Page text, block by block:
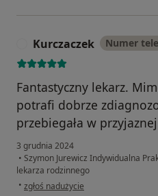
Kurczaczek Numer
Fantastyczny lekarz.
potrafi dobrze
przebiegała w
3 grudnia 2024
• Szymon Jurewicz Indywidualna
lekarza rodzinnego
• w opinii użytkownika Kurczaczek
zgłoś nadużycie